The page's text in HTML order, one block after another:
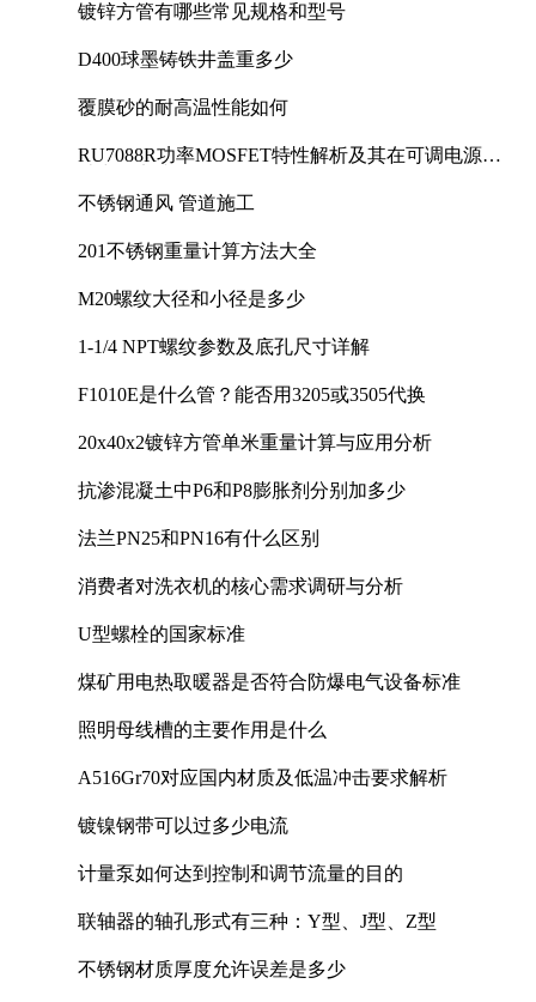
镀锌方管有哪些常见规格和型号
D400球墨铸铁井盖重多少
覆膜砂的耐高温性能如何
RU7088R功率MOSFET特性解析及其在可调电源设
不锈钢通风 管道施工
201不锈钢重量计算方法大全
M20螺纹大径和小径是多少
1-1/4 NPT螺纹参数及底孔尺寸详解
F1010E是什么管？能否用3205或3505代换
20x40x2镀锌方管单米重量计算与应用分析
抗渗混凝土中P6和P8膨胀剂分别加多少
法兰PN25和PN16有什么区别
消费者对洗衣机的核心需求调研与分析
U型螺栓的国家标准
煤矿用电热取暖器是否符合防爆电气设备标准
照明母线槽的主要作用是什么
A516Gr70对应国内材质及低温冲击要求解析
镀镍钢带可以过多少电流
计量泵如何达到控制和调节流量的目的
联轴器的轴孔形式有三种：Y型、J型、Z型
不锈钢材质厚度允许误差是多少